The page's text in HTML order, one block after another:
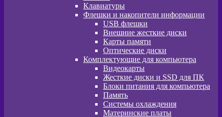
Клавиатуры
Флешки и накопители информации
USB флешки
Внешние жесткие диски
Карты памяти
Оптические диски
Комплектующие для компьютера
Видеокарты
Жесткие диски и SSD для ПК
Блоки питания для компьютера
Память
Системы охлаждения
Материнские платы